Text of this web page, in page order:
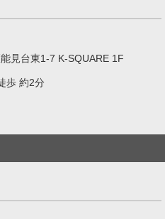
見台東1-7 K-SQUARE 1F
歩 約2分